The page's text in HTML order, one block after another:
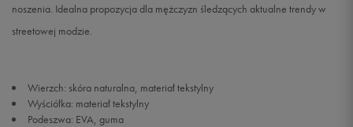
47 31 cm
noszenia. Idealna propozycja dla mężczyzn śledzących aktualne trendy w
streetowej modzie.
Wierzch: skóra naturalna, materiał tekstylny
Wyściółka: materiał tekstylny
Podeszwa: EVA, guma